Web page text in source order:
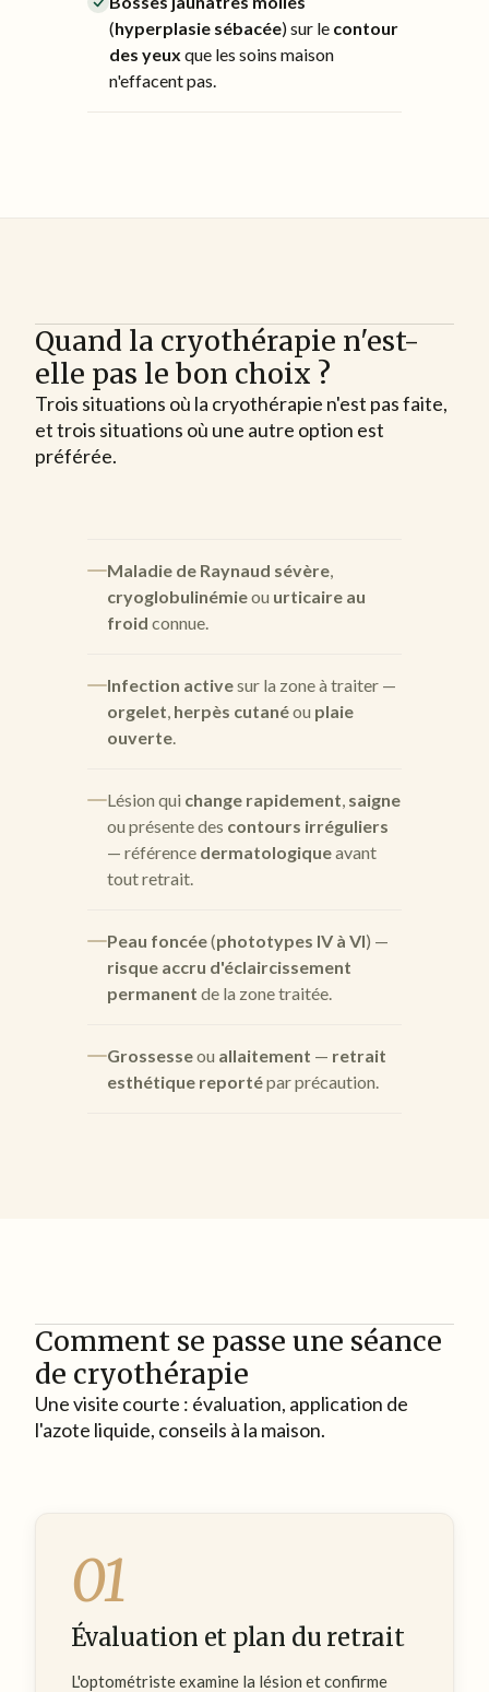
(hyperplasie sébacée) sur le contour
des yeux que les soins maison
n'effacent pas.
Quand la cryothérapie n'est-
elle pas le bon choix ?
Trois situations où la cryothérapie n'est pas faite,
et trois situations où une autre option est
préférée.
Maladie de Raynaud sévère,
cryoglobulinémieou urticaire au
froid connue.
Infection activesur la zone à traiter —
orgelet, herpès cutanéou plaie
ouverte.
Lésion qui change rapidement, saigne
ou présente des contours irréguliers
— référence dermatologiqueavant
tout retrait.
Peau foncée(phototypes IV à VI) —
risque accru d'éclaircissement
permanent de la zone traitée.
Grossesseou allaitement — retrait
esthétique reportépar précaution.
Comment se passe une séance
de cryothérapie
Une visite courte : évaluation, application de
l'azote liquide, conseils à la maison.
01
Évaluation et plan du retrait
L'optométriste examine la lésion et confirme